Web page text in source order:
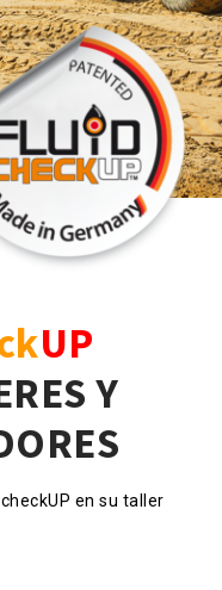
UP
Y
en su taller